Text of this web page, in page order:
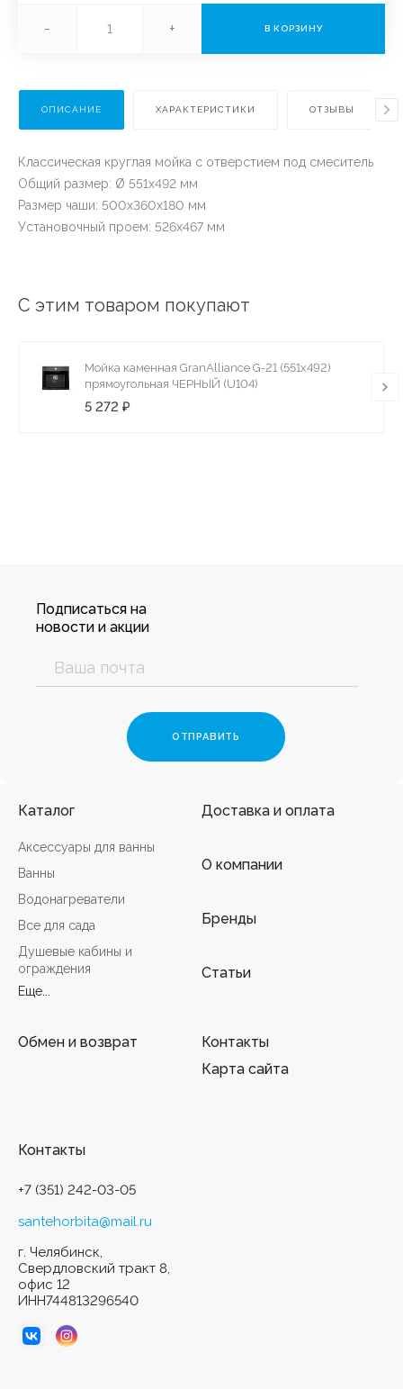
- + В КОРЗИНУ
ОПИСАНИЕ ХАРАКТЕРИСТИКИ ОТЗЫВЫ
Классическая круглая мойка с отверстием под смеситель
Общий размер: Ø 551х492 мм
Размер чаши: 500х360х180 мм
Установочный проем: 526х467 мм
С этим товаром покупают
Мойка каменная GranAlliance G-21 (551х492)
прямоугольная ЧЕРНЫЙ (U104)
5 272 ₽
Подписаться на
новости и акции
Каталог
Аксессуары для ванны
Ванны
Водонагреватели
Все для сада
Душевые кабины и
ограждения
Еще...
Доставка и оплата
О компании
Бренды
Статьи
Обмен и возврат
Контакты
Карта сайта
Контакты
+7 (351) 242-03-05
santehorbita@mail.ru
г. Челябинск,
Свердловский тракт 8,
офис 12
ИНН744813296540